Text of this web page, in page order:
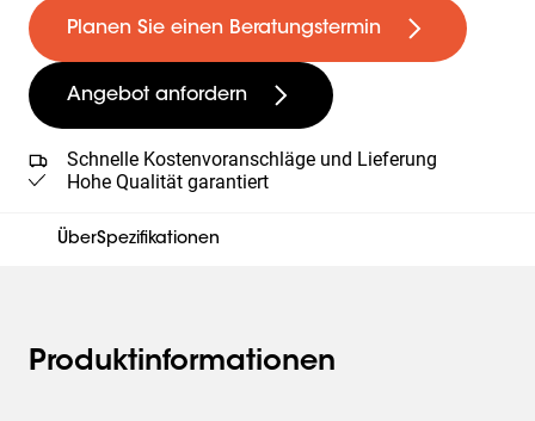
Planen Sie einen Beratungstermin
Angebot anfordern
Schnelle Kostenvoranschläge und Lieferung
Hohe Qualität garantiert
ÜberSpezifikationen
Produktinformationen